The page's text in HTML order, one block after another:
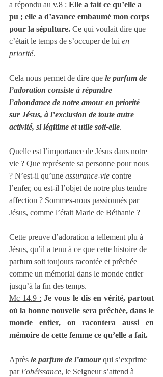
a répondu au v.8 : Elle a fait ce qu’elle a
pu ; elle a d’avance embaumé mon corps
pour la sépulture. Ce qui voulait dire que
c’était le temps de s’occuper de lui en
priorité.
Cela nous permet de dire que le parfum de
l’adoration consiste à répandre
l’abondance de notre amour en priorité
sur Jésus, à l’exclusion de toute autre
activité, si légitime et utile soit-elle.
Quelle est l’importance de Jésus dans notre
vie ? Que représente sa personne pour nous
? N’est-il qu’une assurance-vie contre
l’enfer, ou est-il l’objet de notre plus tendre
affection ? Sommes-nous passionnés par
Jésus, comme l’était Marie de Béthanie ?
Cette preuve d’adoration a tellement plu à
Jésus, qu’il a tenu à ce que cette histoire de
parfum soit toujours racontée et prêchée
comme un mémorial dans le monde entier
jusqu’à la fin des temps.
Mc 14.9 : Je vous le dis en vérité, partout
où la bonne nouvelle sera prêchée, dans le
monde entier, on racontera aussi en
mémoire de cette femme ce qu’elle a fait.
Après le parfum de l’amour qui s’exprime
par l’obéissance, le Seigneur s’attend à